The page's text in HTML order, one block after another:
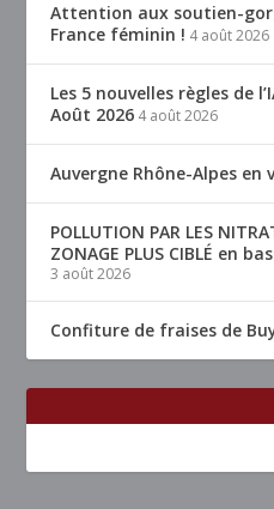
Attention aux soutien-
France féminin ! 4 août 2026
Les 5 nouvelles règles de
Août 2026 4 août 2026
Auvergne Rhône-Alpes en
POLLUTION PAR LES
ZONAGE PLUS CIBLÉ en
3 août 2026
Confiture de fraises de